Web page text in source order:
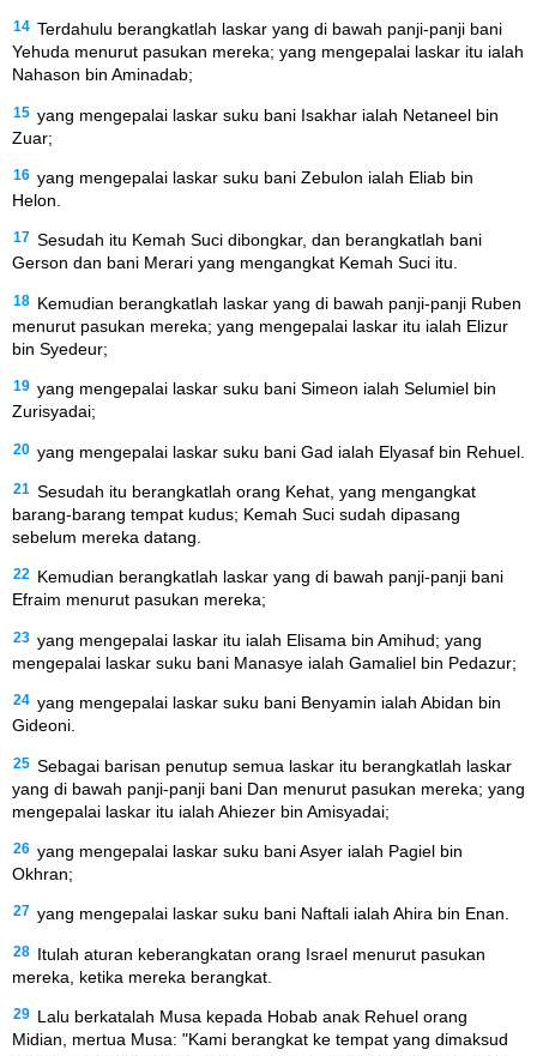
14 Terdahulu berangkatlah laskar yang di bawah panji-panji bani
Yehuda menurut pasukan mereka; yang mengepalai laskar itu ialah
Nahason bin Aminadab;
15 yang mengepalai laskar suku bani Isakhar ialah Netaneel bin
Zuar;
16 yang mengepalai laskar suku bani Zebulon ialah Eliab bin
Helon.
17 Sesudah itu Kemah Suci dibongkar, dan berangkatlah bani
Gerson dan bani Merari yang mengangkat Kemah Suci itu.
18 Kemudian berangkatlah laskar yang di bawah panji-panji Ruben
menurut pasukan mereka; yang mengepalai laskar itu ialah Elizur
bin Syedeur;
19 yang mengepalai laskar suku bani Simeon ialah Selumiel bin
Zurisyadai;
20 yang mengepalai laskar suku bani Gad ialah Elyasaf bin Rehuel.
21 Sesudah itu berangkatlah orang Kehat, yang mengangkat
barang-barang tempat kudus; Kemah Suci sudah dipasang
sebelum mereka datang.
22 Kemudian berangkatlah laskar yang di bawah panji-panji bani
Efraim menurut pasukan mereka;
23 yang mengepalai laskar itu ialah Elisama bin Amihud; yang
mengepalai laskar suku bani Manasye ialah Gamaliel bin Pedazur;
24 yang mengepalai laskar suku bani Benyamin ialah Abidan bin
Gideoni.
25 Sebagai barisan penutup semua laskar itu berangkatlah laskar
yang di bawah panji-panji bani Dan menurut pasukan mereka; yang
mengepalai laskar itu ialah Ahiezer bin Amisyadai;
26 yang mengepalai laskar suku bani Asyer ialah Pagiel bin
Okhran;
27 yang mengepalai laskar suku bani Naftali ialah Ahira bin Enan.
28 Itulah aturan keberangkatan orang Israel menurut pasukan
mereka, ketika mereka berangkat.
29 Lalu berkatalah Musa kepada Hobab anak Rehuel orang
Midian, mertua Musa: "Kami berangkat ke tempat yang dimaksud